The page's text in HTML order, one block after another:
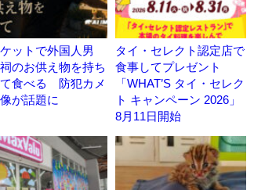
ットで外国人男
のお供え物を持ち
食べる 防犯カメ
が話題に
タイ・セレクト認定店で
食事してプレゼント
「WHAT’S タイ・セレク
ト キャンペーン 2026」
8月11日開始